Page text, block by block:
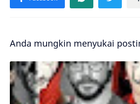
Anda mungkin menyukai